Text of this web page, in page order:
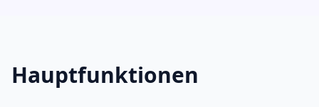
Hauptfunktionen